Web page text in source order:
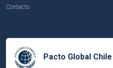
Contacto
Pacto Global Chile